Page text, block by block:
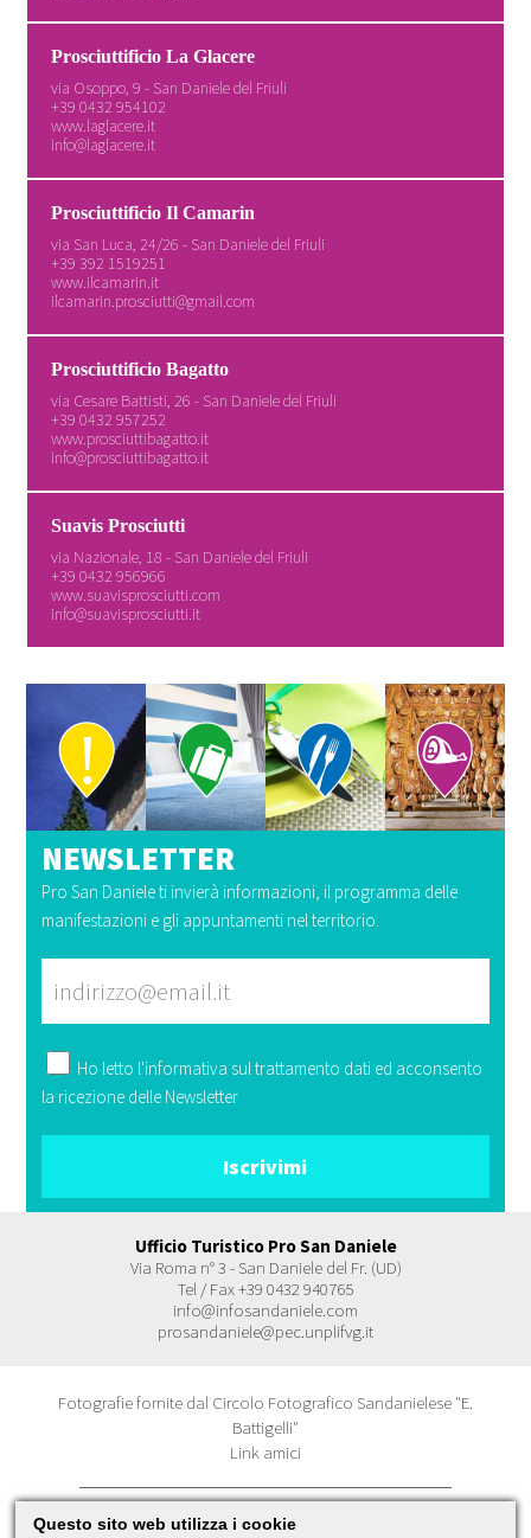
Prosciuttificio La Glacere
via Osoppo, 9 - San Daniele del Friuli
+39 0432 954102
www.laglacere.it
info@laglacere.it
Prosciuttificio Il Camarin
via San Luca, 24/26 - San Daniele del Friuli
+39 392 1519251
www.ilcamarin.it
ilcamarin.prosciutti@gmail.com
Prosciuttificio Bagatto
via Cesare Battisti, 26 - San Daniele del Friuli
+39 0432 957252
www.prosciuttibagatto.it
info@prosciuttibagatto.it
Suavis Prosciutti
via Nazionale, 18 - San Daniele del Friuli
+39 0432 956966
www.suavisprosciutti.com
info@suavisprosciutti.it
NEWSLETTER
Pro San Daniele ti invierà informazioni, il programma delle
manifestazioni e gli appuntamenti nel territorio.
Ho letto l'informativa sul trattamento dati ed acconsento
la ricezione delle Newsletter
Ufficio Turistico Pro San Daniele
Via Roma n° 3 - San Daniele del Fr. (UD)
Tel / Fax +39 0432 940765
info@infosandaniele.com
prosandaniele@pec.unplifvg.it
Fotografie fornite dal Circolo Fotografico Sandanielese "E.
Battigelli"
Link amici
© 2026 Pro San Daniele Cookies
Questo sito web utilizza i cookie